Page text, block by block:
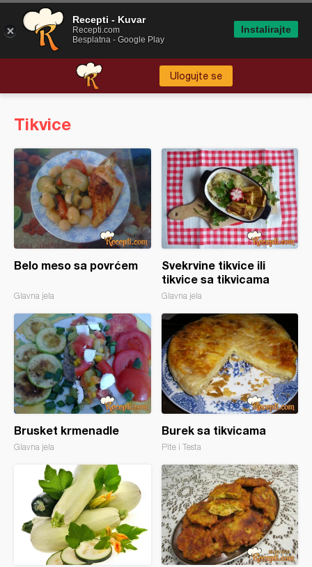
Ulogujte se
Tikvice
Belo meso sa povrćem
Glavna jela
Svekrvine tikvice ili
tikvice sa tikvicama
Glavna jela
Brusket krmenadle
Glavna jela
Burek sa tikvicama
Pite i Testa
Recepti - Kuvar
Recepti.com
Besplatna - Google Play
Instalirajte